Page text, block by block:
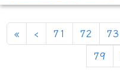
«第一頁
‹上一頁
71 72 73
79